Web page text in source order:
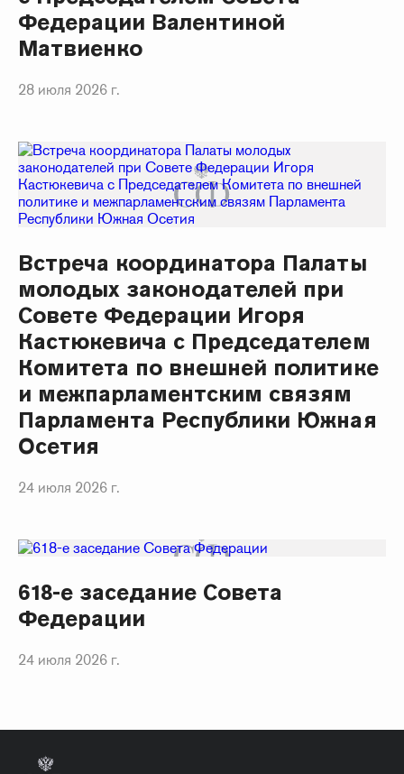
Федерации Валентиной
Матвиенко
28 июля 2026 г.
Встреча координатора Палаты
молодых законодателей при
Совете Федерации Игоря
Кастюкевича с Председателем
Комитета по внешней политике
и межпарламентским связям
Парламента Республики Южная
Осетия
24 июля 2026 г.
618-е заседание Совета
Федерации
24 июля 2026 г.